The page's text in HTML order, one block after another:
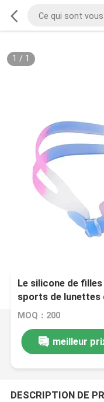
1 / 1
Le silicone de
sports de lunettes
MOQ：200
meilleur
DESCRIPTION DE